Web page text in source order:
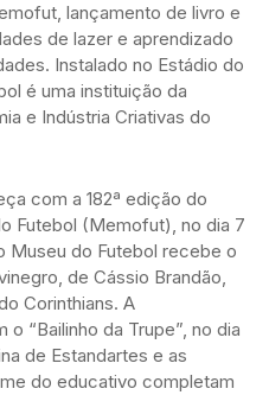
lançamento de livro e
de lazer e aprendizado
Instalado no Estádio do
é uma instituição da
e Indústria Criativas do
com a 182ª edição do
Futebol (Memofut), no dia 7
Museu do Futebol recebe o
de Cássio Brandão,
Corinthians. A
“Bailinho da Trupe”, no dia
de Estandartes e as
do educativo completam